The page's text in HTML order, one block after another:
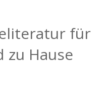
für
zu Hause